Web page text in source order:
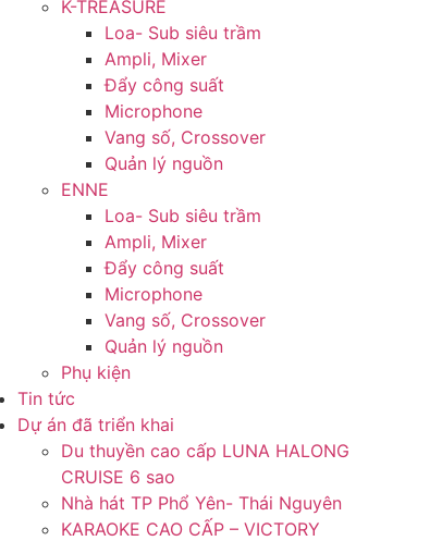
K-TREASURE
Loa- Sub siêu trầm
Ampli, Mixer
Đẩy công suất
Microphone
Vang số, Crossover
Quản lý nguồn
ENNE
Loa- Sub siêu trầm
Ampli, Mixer
Đẩy công suất
Microphone
Vang số, Crossover
Quản lý nguồn
Phụ kiện
Tin tức
Dự án đã triển khai
Du thuyền cao cấp LUNA HALONG
CRUISE 6 sao
Nhà hát TP Phổ Yên- Thái Nguyên
KARAOKE CAO CẤP – VICTORY